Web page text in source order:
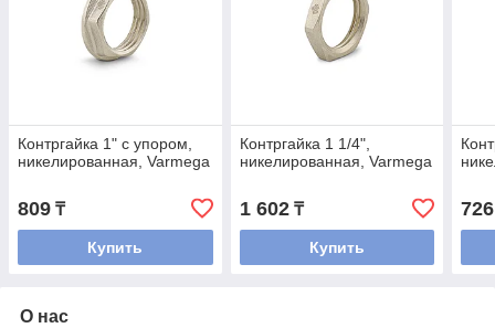
Контргайка 1" с упором,
никелированная, Varmega
809 ₸
Купить
Контргайка 1 1/4",
никелированная, Varmega
1 602₸
Купить
726
О нас